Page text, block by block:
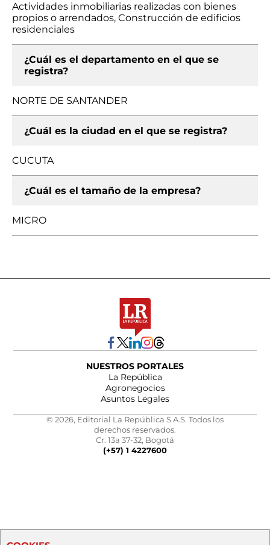
Actividades inmobiliarias realizadas con bienes
propios o arrendados, Construcción de edificios
residenciales
¿Cuál es el departamento en el que se
registra?
NORTE DE SANTANDER
¿Cuál es la ciudad en el que se registra?
CUCUTA
¿Cuál es el tamaño de la empresa?
MICRO
NUESTROS PORTALES
La República
Agronegocios
Asuntos Legales
© 2026, Editorial La República S.A.S. Todos los
derechos reservados.
Cr. 13a 37-32, Bogotá
(+57) 1 4227600